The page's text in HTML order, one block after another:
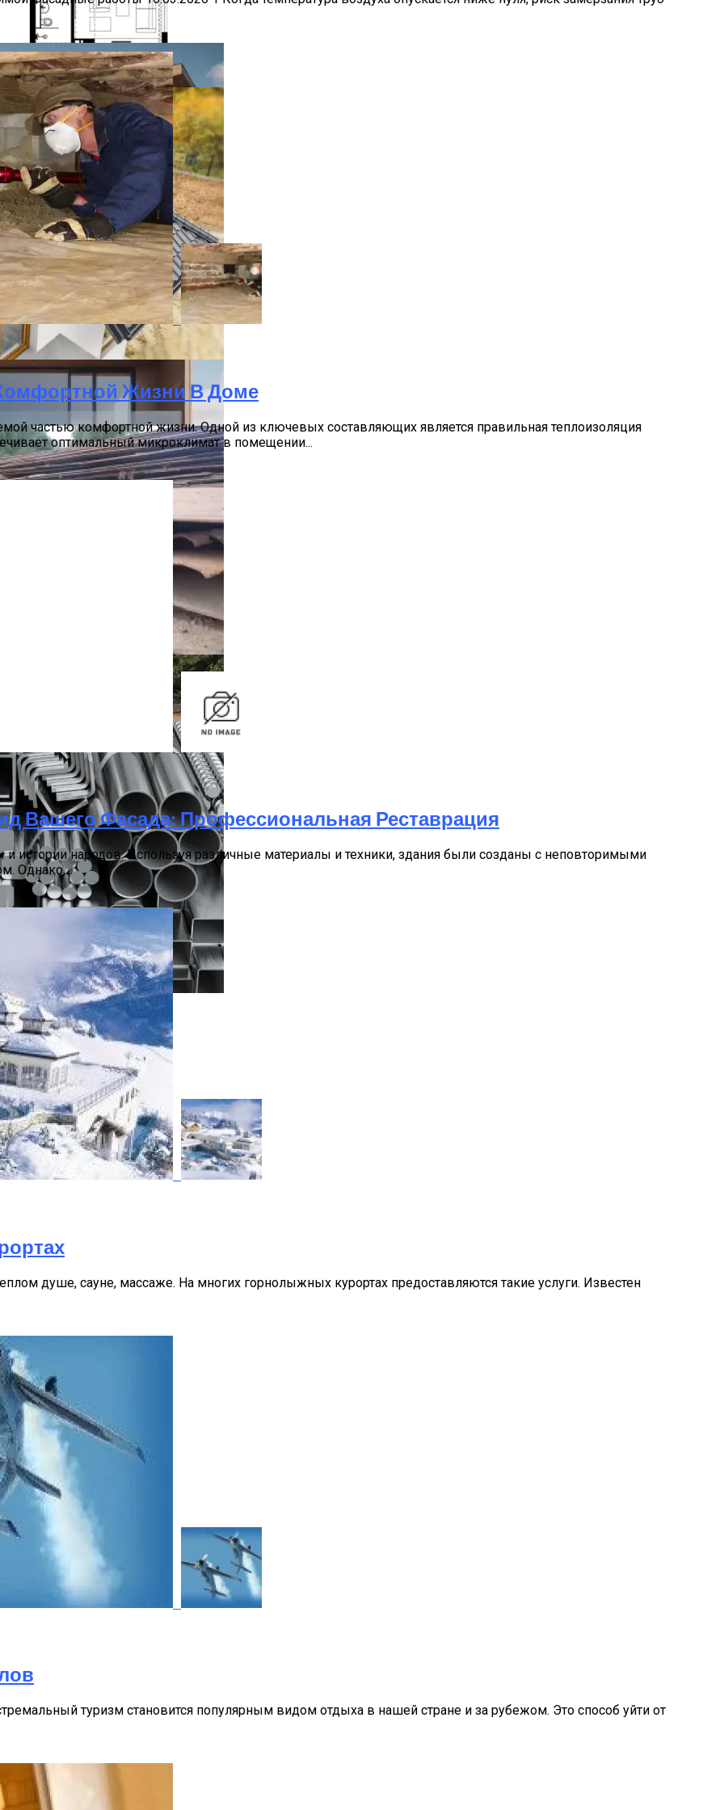
Конструкции
Штукатуркой
Под Ключ
В Одну
Жизни В Доме
частью комфортной жизни. Одной из ключевых составляющих является правильная теплоизоляция
оптимальный микроклимат в помещении...
Вашего Фасада: Профессиональная Реставрация
и истории народов. Используя различные материалы и техники, здания были созданы с неповторимыми
Однако,...
душе, сауне, массаже. На многих горнолыжных курортах предоставляются такие услуги. Известен
туризм становится популярным видом отдыха в нашей стране и за рубежом. Это способ уйти от